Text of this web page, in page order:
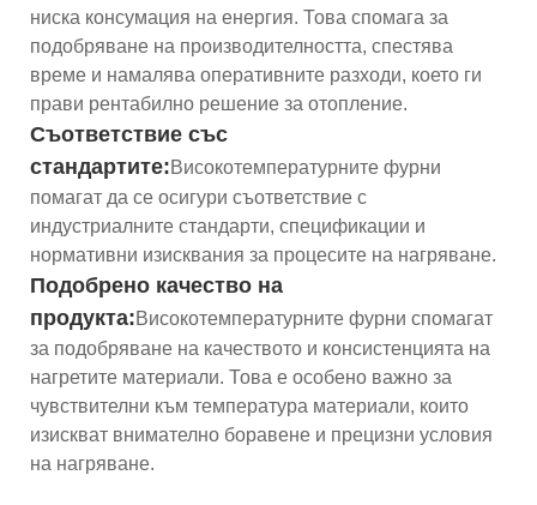
ниска консумация на енергия. Това спомага за
подобряване на производителността, спестява
време и намалява оперативните разходи, което ги
прави рентабилно решение за отопление.
Съответствие със
стандартите:Високотемпературните фурни
помагат да се осигури съответствие с
индустриалните стандарти, спецификации и
нормативни изисквания за процесите на нагряване.
Подобрено качество на
продукта:Високотемпературните фурни спомагат
за подобряване на качеството и консистенцията на
нагретите материали. Това е особено важно за
чувствителни към температура материали, които
изискват внимателно боравене и прецизни условия
на нагряване.